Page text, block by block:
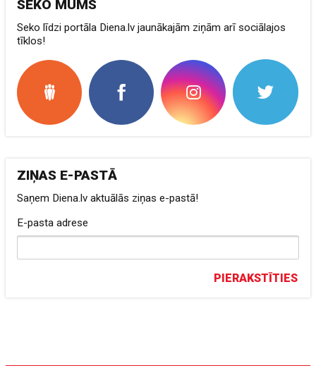
SEKO MUMS
Seko līdzi portāla Diena.lv jaunākajām ziņām arī sociālajos
tīklos!
ZIŅAS E-PASTĀ
Saņem Diena.lv aktuālās ziņas e-pastā!
E-pasta adrese
PIERAKSTĪTIES